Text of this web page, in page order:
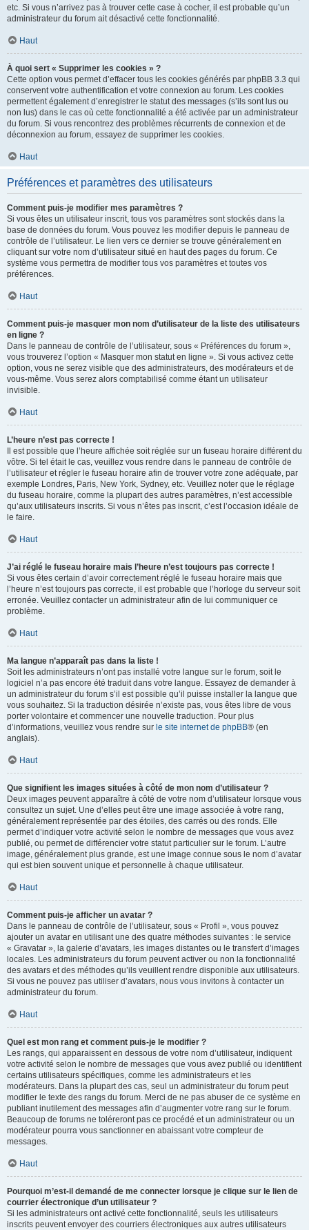
etc. Si vous n’arrivez pas à trouver cette case à cocher, il est probable qu’un
administrateur du forum ait désactivé cette fonctionnalité.
Haut
À quoi sert « Supprimer les cookies » ?
Cette option vous permet d’effacer tous les cookies générés par phpBB 3.3 qui
conservent votre authentification et votre connexion au forum. Les cookies
permettent également d’enregistrer le statut des messages (s’ils sont lus ou
non lus) dans le cas où cette fonctionnalité a été activée par un administrateur
du forum. Si vous rencontrez des problèmes récurrents de connexion et de
déconnexion au forum, essayez de supprimer les cookies.
Haut
Préférences et paramètres des utilisateurs
Comment puis-je modifier mes paramètres ?
Si vous êtes un utilisateur inscrit, tous vos paramètres sont stockés dans la
base de données du forum. Vous pouvez les modifier depuis le panneau de
contrôle de l’utilisateur. Le lien vers ce dernier se trouve généralement en
cliquant sur votre nom d’utilisateur situé en haut des pages du forum. Ce
système vous permettra de modifier tous vos paramètres et toutes vos
préférences.
Haut
Comment puis-je masquer mon nom d’utilisateur de la liste des utilisateurs
en ligne ?
Dans le panneau de contrôle de l’utilisateur, sous « Préférences du forum »,
vous trouverez l’option « Masquer mon statut en ligne ». Si vous activez cette
option, vous ne serez visible que des administrateurs, des modérateurs et de
vous-même. Vous serez alors comptabilisé comme étant un utilisateur
invisible.
Haut
L’heure n’est pas correcte !
Il est possible que l’heure affichée soit réglée sur un fuseau horaire différent du
vôtre. Si tel était le cas, veuillez vous rendre dans le panneau de contrôle de
l’utilisateur et régler le fuseau horaire afin de trouver votre zone adéquate, par
exemple Londres, Paris, New York, Sydney, etc. Veuillez noter que le réglage
du fuseau horaire, comme la plupart des autres paramètres, n’est accessible
qu’aux utilisateurs inscrits. Si vous n’êtes pas inscrit, c’est l’occasion idéale de
le faire.
Haut
J’ai réglé le fuseau horaire mais l’heure n’est toujours pas correcte !
Si vous êtes certain d’avoir correctement réglé le fuseau horaire mais que
l’heure n’est toujours pas correcte, il est probable que l’horloge du serveur soit
erronée. Veuillez contacter un administrateur afin de lui communiquer ce
problème.
Haut
Ma langue n’apparaît pas dans la liste !
Soit les administrateurs n’ont pas installé votre langue sur le forum, soit le
logiciel n’a pas encore été traduit dans votre langue. Essayez de demander à
un administrateur du forum s’il est possible qu’il puisse installer la langue que
vous souhaitez. Si la traduction désirée n’existe pas, vous êtes libre de vous
porter volontaire et commencer une nouvelle traduction. Pour plus
d’informations, veuillez vous rendre sur le site internet de phpBB® (en
anglais).
Haut
Que signifient les images situées à côté de mon nom d’utilisateur ?
Deux images peuvent apparaître à côté de votre nom d’utilisateur lorsque vous
consultez un sujet. Une d’elles peut être une image associée à votre rang,
généralement représentée par des étoiles, des carrés ou des ronds. Elle
permet d’indiquer votre activité selon le nombre de messages que vous avez
publié, ou permet de différencier votre statut particulier sur le forum. L’autre
image, généralement plus grande, est une image connue sous le nom d’avatar
qui est bien souvent unique et personnelle à chaque utilisateur.
Haut
Comment puis-je afficher un avatar ?
Dans le panneau de contrôle de l’utilisateur, sous « Profil », vous pouvez
ajouter un avatar en utilisant une des quatre méthodes suivantes : le service
« Gravatar », la galerie d’avatars, les images distantes ou le transfert d’images
locales. Les administrateurs du forum peuvent activer ou non la fonctionnalité
des avatars et des méthodes qu’ils veuillent rendre disponible aux utilisateurs.
Si vous ne pouvez pas utiliser d’avatars, nous vous invitons à contacter un
administrateur du forum.
Haut
Quel est mon rang et comment puis-je le modifier ?
Les rangs, qui apparaissent en dessous de votre nom d’utilisateur, indiquent
votre activité selon le nombre de messages que vous avez publié ou identifient
certains utilisateurs spécifiques, comme les administrateurs et les
modérateurs. Dans la plupart des cas, seul un administrateur du forum peut
modifier le texte des rangs du forum. Merci de ne pas abuser de ce système en
publiant inutilement des messages afin d’augmenter votre rang sur le forum.
Beaucoup de forums ne toléreront pas ce procédé et un administrateur ou un
modérateur pourra vous sanctionner en abaissant votre compteur de
messages.
Haut
Pourquoi m’est-il demandé de me connecter lorsque je clique sur le lien de
courrier électronique d’un utilisateur ?
Si les administrateurs ont activé cette fonctionnalité, seuls les utilisateurs
inscrits peuvent envoyer des courriers électroniques aux autres utilisateurs